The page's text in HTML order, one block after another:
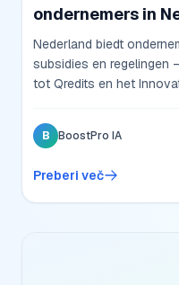
ondernemers in
belangrijkste
Nederland biedt
subsidies en regelingen
tot Qredits en het
B BoostPro IA
Preberi več